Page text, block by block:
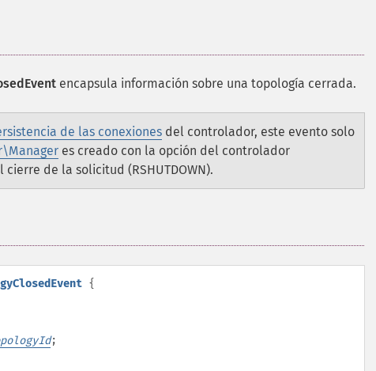
encapsula información sobre una topología cerrada.
de las conexiones del controlador, este evento solo
es creado con la opción del controlador
de la solicitud (RSHUTDOWN).
{
;